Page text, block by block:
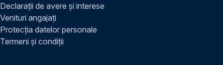
Declarații de avere și interese
Venituri angajați
Protecția datelor personale
Termeni și condiții